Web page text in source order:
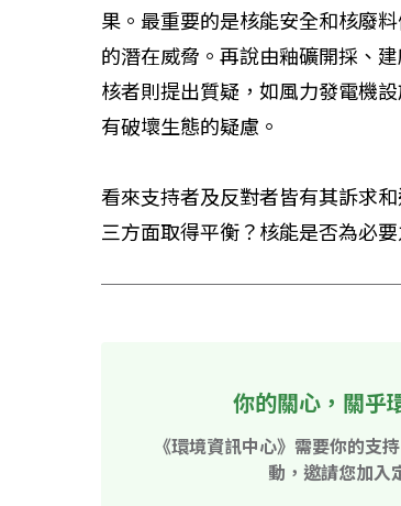
果。最重要的是核能安全和核廢
的潛在威脅。再說由釉礦開採、
核者則提出質疑，如風力發電機
有破壞生態的疑慮。
看來支持者及反對者皆有其訴求
三方面取得平衡？核能是否為必
你的關心，關乎
《環境資訊中心》需要你的支
動，邀請您加入